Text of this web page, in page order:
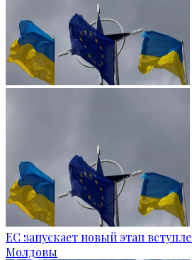
ЕС запускает новый этап
Молдовы